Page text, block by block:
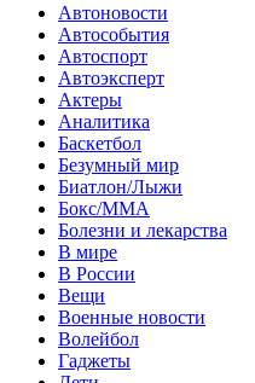
Автоновости
Автособытия
Автоспорт
Автоэксперт
Актеры
Аналитика
Баскетбол
Безумный мир
Биатлон/Лыжи
Бокс/MMA
Болезни и лекарства
В мире
В России
Вещи
Военные новости
Волейбол
Гаджеты